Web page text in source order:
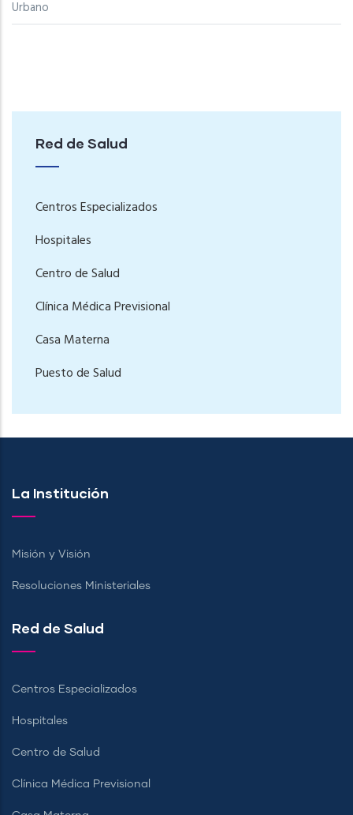
Urbano
Red de Salud
Centros Especializados
Hospitales
Centro de Salud
Clínica Médica Previsional
Casa Materna
Puesto de Salud
La Institución
Misión y Visión
Resoluciones Ministeriales
Red de Salud
Centros Especializados
Hospitales
Centro de Salud
Clínica Médica Previsional